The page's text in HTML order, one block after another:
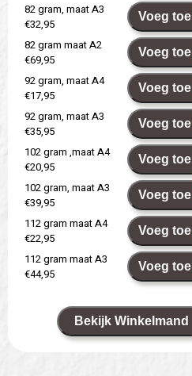
82 gram, maat A3
€32,95
Voeg toe
82 gram maat A2
€69,95
Voeg toe
92 gram, maat A4
€17,95
Voeg toe
92 gram, maat A3
€35,95
Voeg toe
102 gram ,maat A4
€20,95
Voeg toe
102 gram, maat A3
€39,95
Voeg toe
112 gram maat A4
€22,95
Voeg toe
112 gram maat A3
€44,95
Voeg toe
Bekijk Winkelmand